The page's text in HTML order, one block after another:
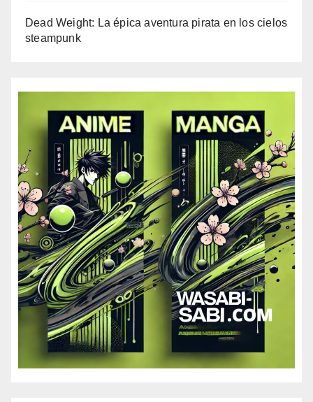
Dead Weight: La épica aventura pirata en los cielos
steampunk